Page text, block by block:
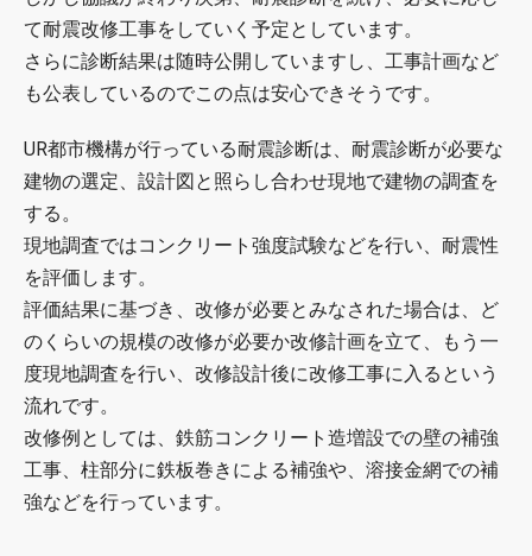
て耐震改修工事をしていく予定としています。
さらに診断結果は随時公開していますし、工事計画など
も公表しているのでこの点は安心できそうです。
UR都市機構が行っている耐震診断は、耐震診断が必要な
建物の選定、設計図と照らし合わせ現地で建物の調査を
する。
現地調査ではコンクリート強度試験などを行い、耐震性
を評価します。
評価結果に基づき、改修が必要とみなされた場合は、ど
のくらいの規模の改修が必要か改修計画を立て、もう一
度現地調査を行い、改修設計後に改修工事に入るという
流れです。
改修例としては、鉄筋コンクリート造増設での壁の補強
工事、柱部分に鉄板巻きによる補強や、溶接金網での補
強などを行っています。